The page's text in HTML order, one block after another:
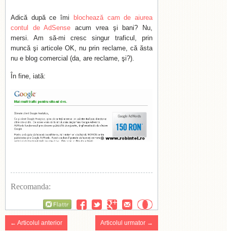
Adică după ce îmi
blochează cam de aiurea
contul de AdSense acum vrea şi bani? Nu,
mersi. Am să-mi cresc singur traficul, prin
muncă şi articole OK, nu prin reclame, că ăsta
nu e blog comercial (da, are reclame, şi?).
În fine, iată:
Recomanda:
← Articolul anterior Articolul urmator →